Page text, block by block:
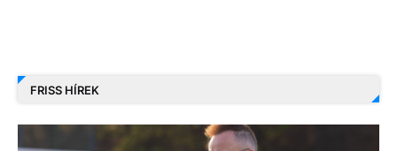
FRISS HÍREK